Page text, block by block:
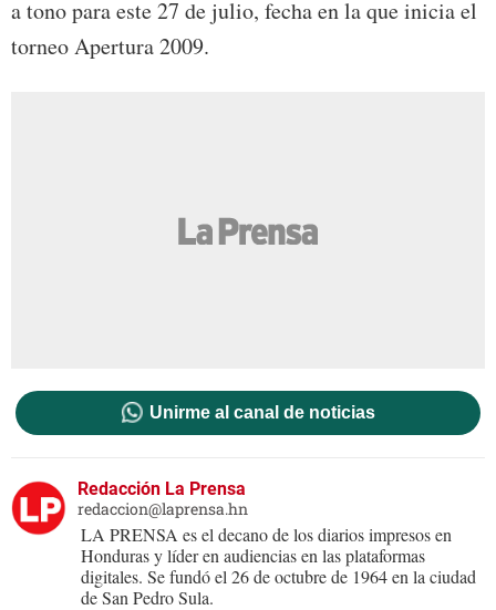
a tono para este 27 de julio, fecha en la que inicia el
torneo Apertura 2009.
Unirme al canal de noticias
Redacción La Prensa
redaccion@laprensa.hn
LA PRENSA es el decano de los diarios impresos en
Honduras y líder en audiencias en las plataformas
digitales. Se fundó el 26 de octubre de 1964 en la ciudad
de San Pedro Sula.